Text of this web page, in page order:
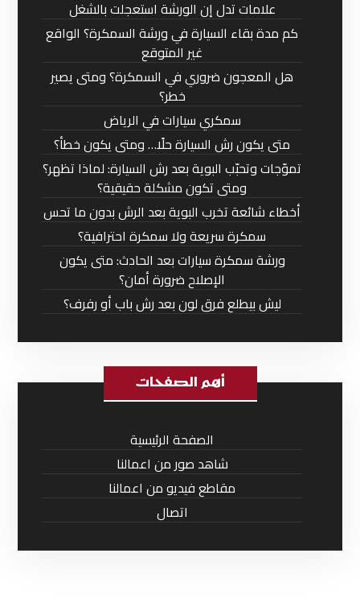
علامات تدل إن الورشة استعجلت بالشغل
كم مدة بقاء السيارة في ورشة السمكرة؟ الواقع
غير المتوقع
هل المعجون ضروري في السمكرة؟ ومتى يصير
خطر؟
سمكري سيارات في الرياض
متى يكون رش السيارة حلًا… ومتى يكون خطأ؟
تموّجات وتحبّب البوية بعد رش السيارة: لماذا تظهر؟
ومتى تكون مشكلة حقيقية؟
أخطاء شائعة تخرب البوية بعد الرش بدون ما تحس
سمكرة سريعة ولا سمكرة احترافية؟
ورشة سمكرة سيارات بعد الحادث: متى يكون
الإصلاح ضرورة أمان؟
ليش بيطلع فرق لون بعد رش باب أو رفرف؟
أهم الصفحات
الصفحة الرئيسية
شاهد صور من اعمالنا
مقاطع فيديو من اعمالنا
اتصال